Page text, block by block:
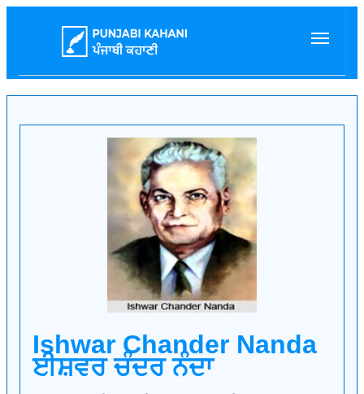
Ishwar Chander Nanda
ਈਸ਼ਵਰ ਚੰਦਰ ਨੰਦਾ